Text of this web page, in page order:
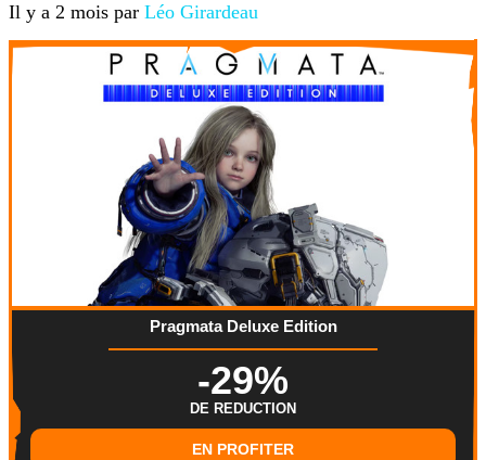
Il y a 2 mois par Léo Girardeau
Pragmata Deluxe Edition
-29%
DE REDUCTION
EN PROFITER